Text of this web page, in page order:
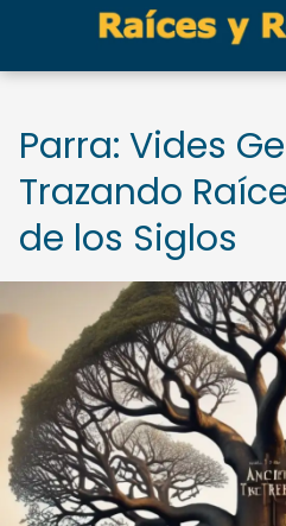
Parra: Vides
Trazando
de los Siglos